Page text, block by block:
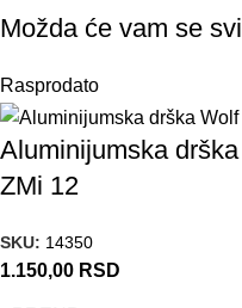
Možda će vam se
Rasprodato
Aluminijumska
ZMi 12
SKU: 14350
1.150,00 RSD